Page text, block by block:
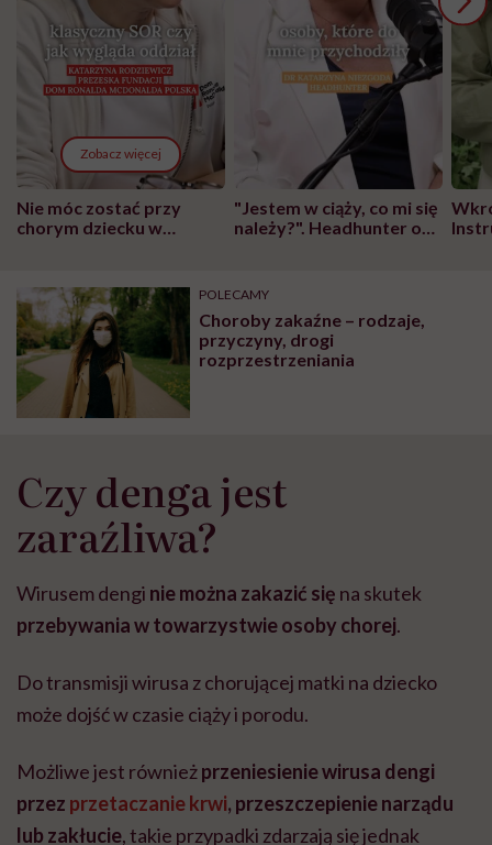
Zobacz więcej
Nie móc zostać przy
chorym dziecku w
może chyba tylko
głupota i brak
wyobraźni"
"Jestem w ciąży, co mi się
należy?". Headhunter o
pracy
POLECAMY
Choroby zakaźne – rodzaje,
przyczyny, drogi
rozprzestrzeniania
Czy denga jest
zaraźliwa?
Wirusem dengi nie można zakazić się na skutek
przebywania w towarzystwie osoby chorej.
Do transmisji wirusa z chorującej matki na dziecko
może dojść w czasie ciąży i porodu.
Możliwe jest równieżprzeniesienie wirusa dengi
przez przetaczanie krwi, przeszczepienie narządu
lub zakłucie, takie przypadki zdarzają się jednak